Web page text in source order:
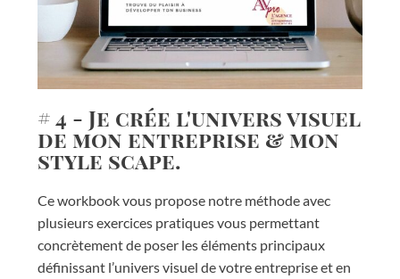
# 4 - Je crée l'univers visuel
de mon entreprise & mon
style scape.
Ce workbook vous propose notre méthode avec
plusieurs exercices pratiques vous permettant
concrètement de poser les éléments principaux
définissant l’univers visuel de votre entreprise et en